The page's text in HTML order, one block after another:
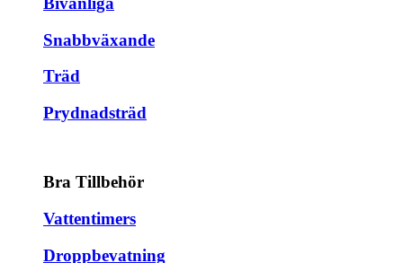
Snabbväxande
Träd
Prydnadsträd
Bra Tillbehör
Vattentimers
Droppbevatning